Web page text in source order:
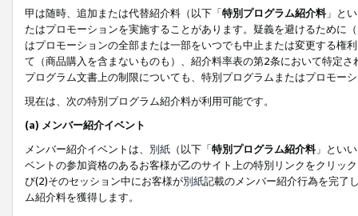
甲は随時、追加または代替紹介料（以下「特別プログラム紹介料」と
たはプロモーションを実施することがあります。疑義を避けるために
はプロモーションの全部または一部をいつでも中止または変更する権
て（商品購入を含まないものも）、紹介料率表の第2条において特定
プログラム文書上の制限についても、特別プログラムまたはプロモー
現在は、次の特別プログラム紹介料が利用可能です。
(a) メンバー紹介イベント
メンバー紹介イベントは、 別紙 （以下「特別プログラム紹介料」とい
ベントの参加資格のあるお客様が乙のサイト上の特別リンクをクリッ
び(2)そのセッション中にお客様が別紙記載のメンバー紹介行為を完了
ム紹介料を獲得します。